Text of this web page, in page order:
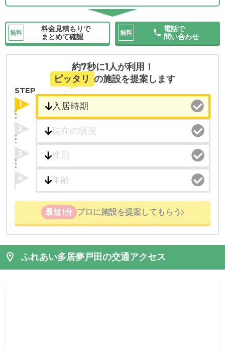
無料
料金見積もりで
まとめて確認
無料
電話で
問い合わせ
約7秒に1人が利用！
ピッタリ の施設を提案します
STEP
1
2
3
4
最短1分 プロに施設を提案してもらう
ふれあい多居夢戸田の交通アクセス